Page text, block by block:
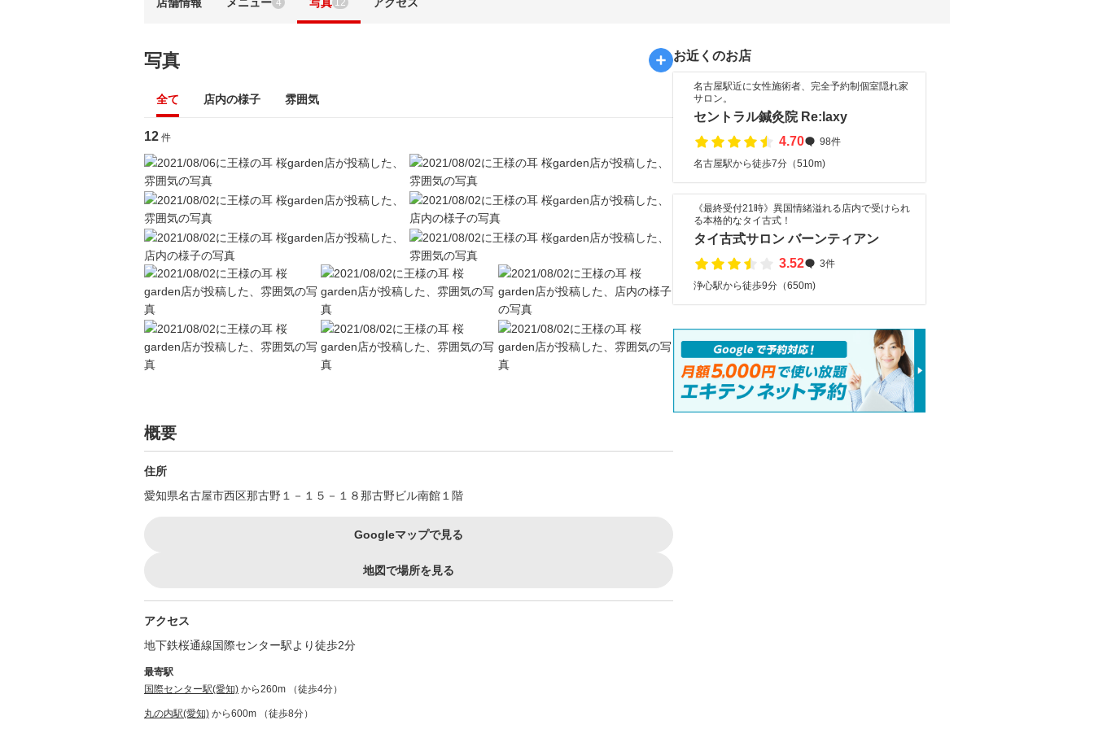
4 12
写真
全て 店内の様子 雰囲気
12 件
概要
住所
愛知県名古屋市西区那古野１－１５－１８那古野ビル南館１階
Googleマップで見る
地図で場所を見る
アクセス
地下鉄桜通線国際センター駅より徒歩2分
最寄駅
国際センター駅(愛知) から260m （徒歩4分）
丸の内駅(愛知) から600m （徒歩8分）
お近くのお店
名古屋駅近に女性施術者、完全予約制個室隠れ家
サロン。
セントラル鍼灸院 Re:laxy
4.70
98件
名古屋駅から徒歩7分（510m)
《最終受付21時》異国情緒溢れる店内で受けられ
る本格的なタイ古式！
タイ古式サロン バーンティアン
3.52
3件
浄心駅から徒歩9分（650m)